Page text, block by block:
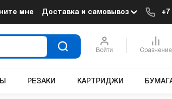
мне Доставка и самовывоз +7
Войти Сравнение
РЕЗАКИ КАРТРИДЖИ